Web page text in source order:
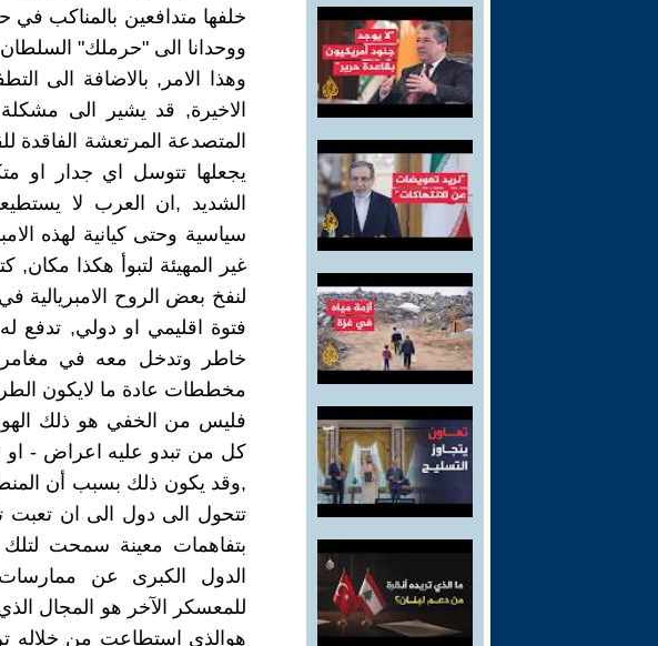
خلفها متدافعين بالمناكب
ووحدانا الى "حرملك" السلطان
وهذا الامر, بالاضافة الى
الاخيرة, قد يشير الى
المتصدعة المرتعشة الفاقدة
يجعلها تتوسل اي جدار او
الشديد ,ان العرب لا
سياسية وحتى كيانية لهذه
غير المهيئة لتبوأ هكذا مكان,
لنفخ بعض الروح
فتوة اقليمي او دولي, تدفع
خاطر وتدخل معه في
مخططات عادة ما لايكون
فليس من الخفي هو ذلك
كل من تبدو عليه اعراض - او
,وقد يكون ذلك بسبب أن
تتحول الى دول الى ان تعبت
بتفاهمات معينة سمحت لتلك
الدول الكبرى عن
للمعسكر الآخر هو المجال
هوالذي استطاعت من